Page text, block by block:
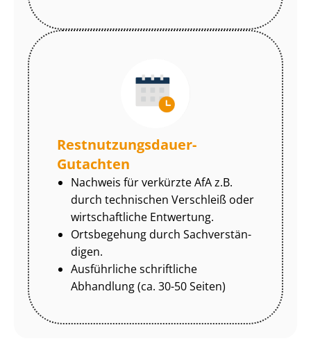
Rest­nut­zungs­dau­er-
Gutachten
Nachweis für verkürzte AfA z.B.
durch technischen Verschleiß oder
wirtschaftliche Entwertung.
Ortsbegehung durch Sach­ver­stän­
di­gen.
Ausführliche schriftliche
Abhandlung (ca. 30-50 Seiten)